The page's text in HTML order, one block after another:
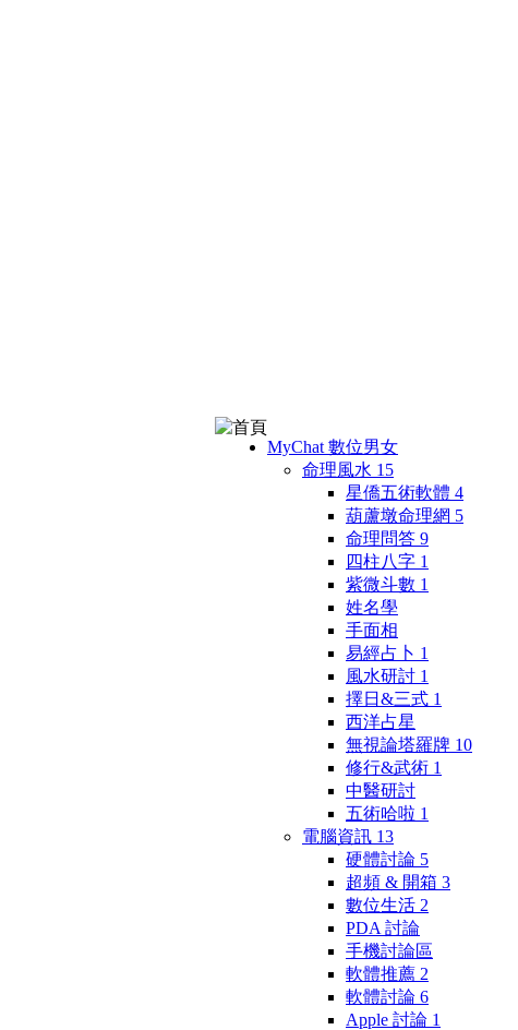
MyChat 數位男女
命理風水 15
星僑五術軟體 4
葫蘆墩命理網 5
命理問答 9
四柱八字 1
紫微斗數 1
姓名學
手面相
易經占卜 1
風水研討 1
擇日&三式 1
西洋占星
無視論塔羅牌 10
修行&武術 1
中醫研討
五術哈啦 1
電腦資訊 13
硬體討論 5
超頻 & 開箱 3
數位生活 2
PDA 討論
手機討論區
軟體推薦 2
軟體討論 6
Apple 討論 1